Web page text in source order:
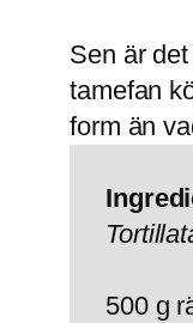
Sen är
tamefan
form än
500 g